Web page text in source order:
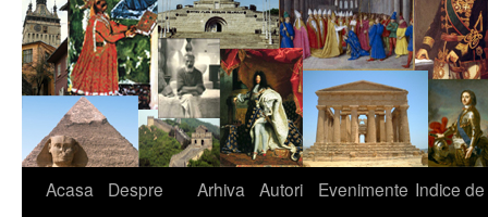
Acasa
Despre
Arhiva Autori Evenimente Indice de